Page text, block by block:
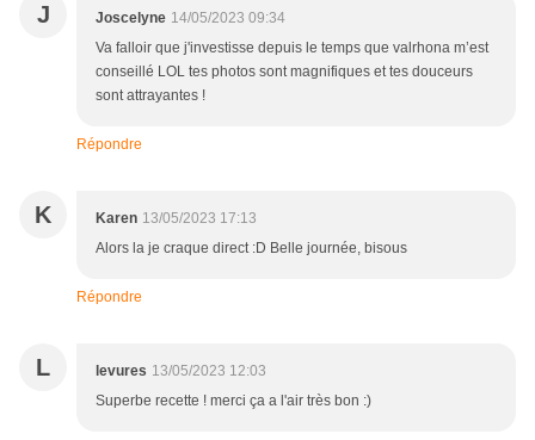
J Joscelyne 14/05/2023 09:34
Va falloir que j'investisse depuis le temps que valrhona m’est
conseillé LOL tes photos sont magnifiques et tes douceurs
sont attrayantes !
Répondre
K Karen 13/05/2023 17:13
Alors la je craque direct :D Belle journée, bisous
Répondre
L levures 13/05/2023 12:03
Superbe recette ! merci ça a l'air très bon :)